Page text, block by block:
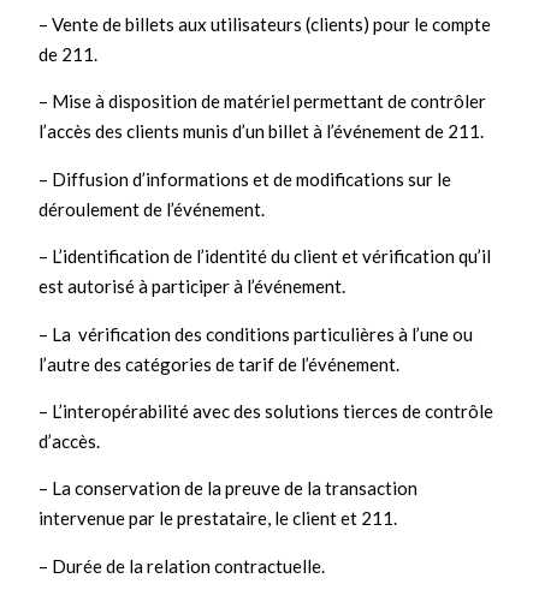
– Vente de billets aux utilisateurs (clients) pour le compte
de 211.
– Mise à disposition de matériel permettant de contrôler
l’accès des clients munis d’un billet à l’événement de 211.
– Diffusion d’informations et de modifications sur le
déroulement de l’événement.
– L’identification de l’identité du client et vérification qu’il
est autorisé à participer à l’événement.
– La vérification des conditions particulières à l’une ou
l’autre des catégories de tarif de l’événement.
– L’interopérabilité avec des solutions tierces de contrôle
d’accès.
– La conservation de la preuve de la transaction
intervenue par le prestataire, le client et 211.
– Durée de la relation contractuelle.